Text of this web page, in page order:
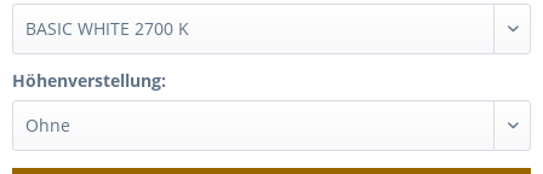
Höhenverstellung: